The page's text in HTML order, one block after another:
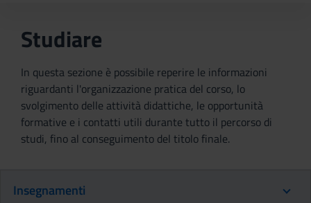
Studiare
In questa sezione è possibile reperire le informazioni
riguardanti l'organizzazione pratica del corso, lo
svolgimento delle attività didattiche, le opportunità
formative e i contatti utili durante tutto il percorso di
studi, fino al conseguimento del titolo finale.
Insegnamenti